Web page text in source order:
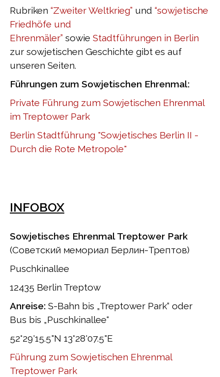
Rubriken “Zweiter Weltkrieg” und “sowjetische
Friedhöfe und
Ehrenmäler” sowie Stadtführungen in Berlin
zur sowjetischen Geschichte gibt es auf
unseren Seiten.
Führungen zum Sowjetischen Ehrenmal:
Private Führung zum Sowjetischen Ehrenmal
im Treptower Park
Berlin Stadtführung "Sowjetisches Berlin II -
Durch die Rote Metropole"
INFOBOX
Sowjetisches Ehrenmal Treptower Park
(Советский мемориал Берлин-Трептов)
Puschkinallee
12435 Berlin Treptow
Anreise: S-Bahn bis „Treptower Park“ oder
Bus bis „Puschkinallee“
52°29'15.5"N 13°28'07.5"E
Führung zum Sowjetischen Ehrenmal
Treptower Park